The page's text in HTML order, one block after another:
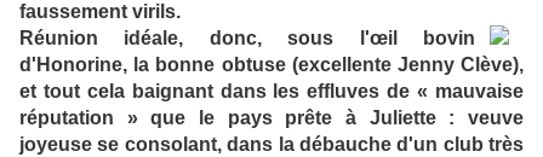
faussement virils.
Réunion idéale, donc, sous l'œil bovin
d'Honorine, la bonne obtuse (excellente Jenny Clève),
et tout cela baignant dans les effluves de « mauvaise
réputation » que le pays prête à Juliette : veuve
joyeuse se consolant, dans la débauche d'un club très